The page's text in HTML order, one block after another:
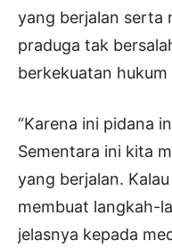
yang berjalan serta
praduga tak
berkekuatan
“Karena ini pidana
Sementara ini kita
yang berjalan.
membuat langkah-
jelasnya kepada